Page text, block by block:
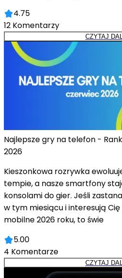
4.75
12 Komentarzy
CZYTAJ
Najlepsze gry na telefon -
2026
Kieszonkowa rozrywka
tempie, a nasze smartfony
konsolami do gier. Jeśli
w tym miesiącu i interesują
mobilne 2026 roku, to świe
5.00
4 Komentarze
CZYTAJ